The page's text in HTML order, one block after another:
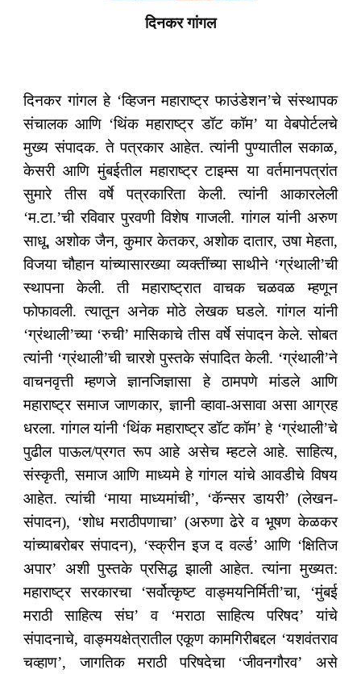
दिनकर गांगल
दिनकर गांगल हे ‘व्हिजन महाराष्ट्र फाउंडेशन’चे संस्थापक
संचालक आणि ‘थिंक महाराष्‍ट्र डॉट कॉम’ या वेबपोर्टलचे
मुख्‍य संपादक. ते पत्रकार आहेत. त्‍यांनी पुण्‍यातील सकाळ,
केसरी आणि मुंबईतील महाराष्‍ट्र टाइम्स या वर्तमानपत्रांत
सुमारे तीस वर्षे पत्रकारिता केली. त्‍यांनी आकारलेली
‘म.टा.’ची रविवार पुरवणी विशेष गाजली. गांगल यांनी अरुण
साधू, अशोक जैन, कुमार केतकर, अशोक दातार, उषा मेहता,
विजया चौहान यांच्‍यासारख्‍या व्‍यक्‍तींच्‍या साथीने ‘ग्रंथाली’ची
स्‍थापना केली. ती महाराष्‍ट्रात वाचक चळवळ म्‍हणून
फोफावली. त्‍यातून अनेक मोठे लेखक घडले. गांगल यांनी
‘ग्रंथाली’च्‍या ‘रुची’ मासिकाचे तीस वर्षे संपादन केले. सोबत
त्‍यांनी ‘ग्रंथाली’ची चारशे पुस्‍तके संपादित केली. ‘ग्रंथाली’ने
वाचनवृत्ती म्हणजे ज्ञानजिज्ञासा हे ठामपणे मांडले आणि
महाराष्ट्र समाज जाणकार, ज्ञानी व्हावा-असावा असा आग्रह
धरला. गांगल यांनी ‘थिंक महाराष्‍ट्र डॉट कॉम’ हे ‘ग्रंथाली’चे
पुढील पाऊल/प्रगत रूप आहे असेच म्हटले आहे. साहित्‍य,
संस्‍कृती, समाज आणि माध्‍यमे हे गांगल यांचे आवडीचे विषय
आहेत. त्यांची ‘माया माध्यमांची’, ‘कॅन्सर डायरी’ (लेखन-
संपादन), ‘शोध मराठीपणाचा’ (अरुणा ढेरे व भूषण केळकर
यांच्याबरोबर संपादन), ‘स्‍क्रीन इज द वर्ल्‍ड’ आणि ‘क्षितिज
अपार’ अशी पुस्तके प्रसिद्ध झाली आहेत. त्‍यांना मुख्यत:
महाराष्‍ट्र सरकारचा ‘सर्वोत्‍कृष्‍ट वाङ्मयनिर्मिती’चा, ‘मुंबई
मराठी साहित्‍य संघ’ व ‘मराठा साहित्‍य परिषद’ यांचे
संपादनाचे, वाङ्मयक्षेत्रातील एकूण कामगिरीबद्दल ‘यशवंतराव
चव्‍हाण’, जागतिक मराठी परिषदेचा ‘जीवनगौरव’ असे